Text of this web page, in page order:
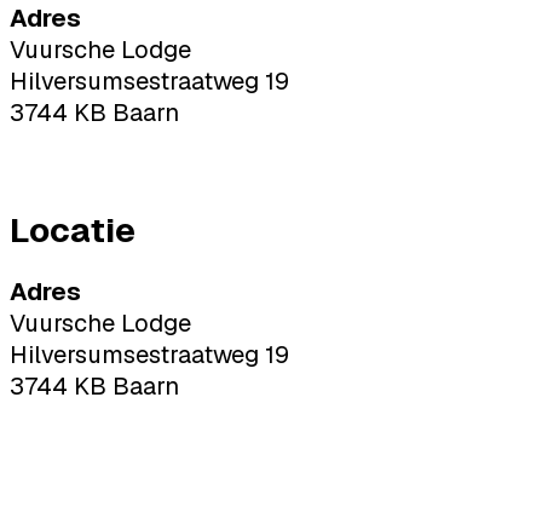
Adres
Vuursche Lodge
Hilversumsestraatweg 19
3744 KB Baarn
Locatie
Adres
Vuursche Lodge
Hilversumsestraatweg 19
3744 KB Baarn